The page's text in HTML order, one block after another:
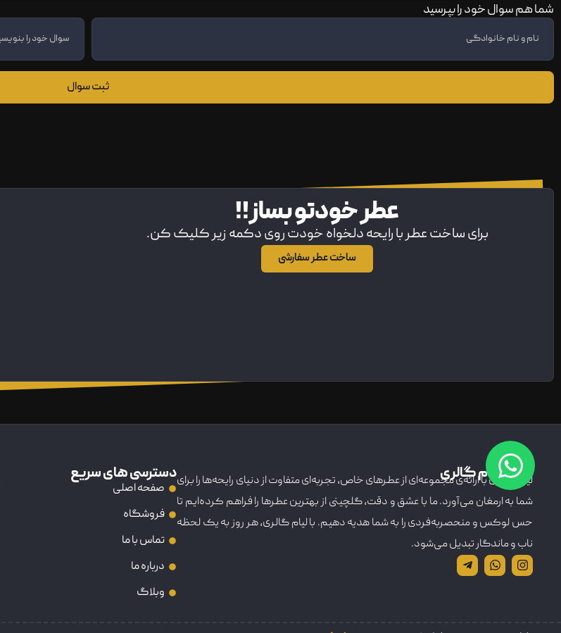
شما هم سوال خود را بپرسید
ثبت سوال
عطر خودتو بساز!!
برای ساخت عطر با رایحه دلخواه خودت روی دکمه زیر کلیک کن.
ساخت عطر سفارشی
درباره لیام گالری
لیام گالری با ارائه‌ی مجموعه‌ای از عطرهای خاص، تجربه‌ای متفاوت از دنیای رایحه‌ها را برای
شما به ارمغان می‌آورد. ما با عشق و دقت، گلچینی از بهترین عطرها را فراهم کرده‌ایم تا
حس لوکس و منحصربه‌فردی را به شما هدیه دهیم. با لیام گالری، هر روز به یک لحظه
ناب و ماندگار تبدیل می‌شود.
دسترسی های سریع
صفحه اصلی
فروشگاه
تماس با ما
درباره ما
وبلاگ